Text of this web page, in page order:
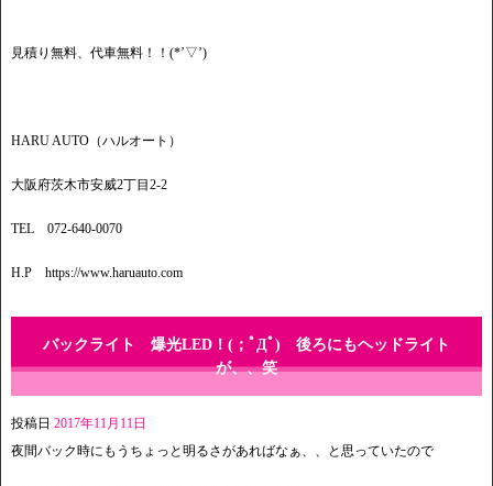
見積り無料、代車無料！！(*’▽’)
HARU AUTO（ハルオート）
大阪府茨木市安威2丁目2-2
TEL 072-640-0070
H.P https://www.haruauto.com
バックライト 爆光LED！(；ﾟДﾟ) 後ろにもヘッドライト
が、、笑
投稿日 2017年11月11日
夜間バック時にもうちょっと明るさがあればなぁ、、と思っていたので